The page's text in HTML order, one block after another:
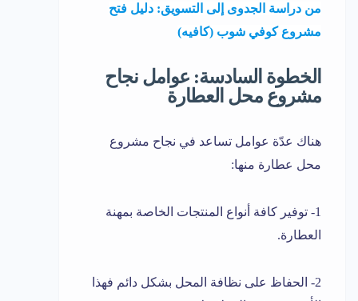
من دراسة الجدوى إلى التسويق: دليل فتح
مشروع كوفي شوب (كافيه)
الخطوة السادسة: عوامل نجاح
مشروع محل العطارة
هناك عدّة عوامل تساعد في نجاح مشروع
محل عطارة منها:
1- توفير كافة أنواع المنتجات الخاصة بمهنة
العطارة.
2- الحفاظ على نظافة المحل بشكل دائم فهذا